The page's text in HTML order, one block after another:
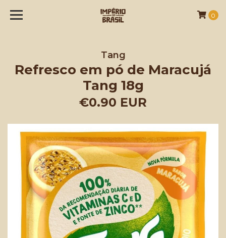
0
Tang
Refresco em pó de Maracujá
Tang 18g
€0.90 EUR